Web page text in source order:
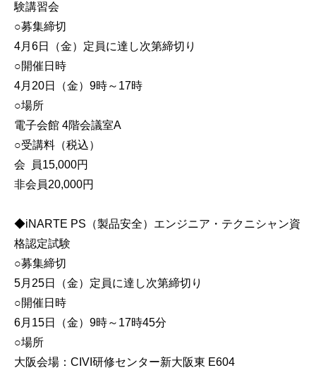
験講習会
○募集締切
4月6日（金）定員に達し次第締切り
○開催日時
4月20日（金）9時～17時
○場所
電子会館 4階会議室A
○受講料（税込）
会 員15,000円
非会員20,000円
◆iNARTE PS（製品安全）エンジニア・テクニシャン資
格認定試験
○募集締切
5月25日（金）定員に達し次第締切り
○開催日時
6月15日（金）9時～17時45分
○場所
大阪会場：CIVI研修センター新大阪東 E604